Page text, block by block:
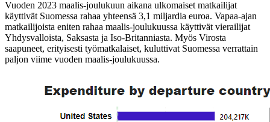
Vuoden 2023 maalis-joulukuun aikana ulkomaiset matkailijat
käyttivät Suomessa rahaa yhteensä 3,1 miljardia euroa. Vapaa-ajan
matkailijoista eniten rahaa maalis-joulukuussa käyttivät vierailijat
Yhdysvalloista, Saksasta ja Iso-Britanniasta. Myös Virosta
saapuneet, erityisesti työmatkalaiset, kuluttivat Suomessa verrattain
paljon viime vuoden maalis-joulukuussa.